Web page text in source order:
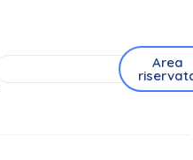
Area